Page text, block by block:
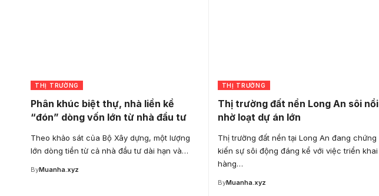
THỊ TRƯỜNG
Phân khúc biệt thự, nhà liền kề
“đón” dòng vốn lớn từ nhà đầu tư
Theo khảo sát của Bộ Xây dựng, một lượng
lớn dòng tiền từ cả nhà đầu tư dài hạn và…
ByMuanha.xyz
THỊ TRƯỜNG
Thị trường đất nền Long An sôi nổi
nhờ loạt dự án lớn
Thị trường đất nền tại Long An đang chứng
kiến sự sôi động đáng kể với việc triển khai
hàng…
ByMuanha.xyz